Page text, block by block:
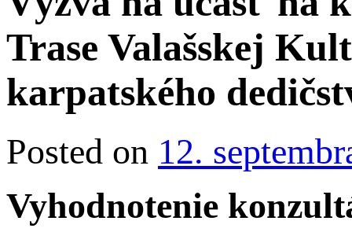
Trase Valašskej
karpatského
Posted on 12.
Vyhodnotenie